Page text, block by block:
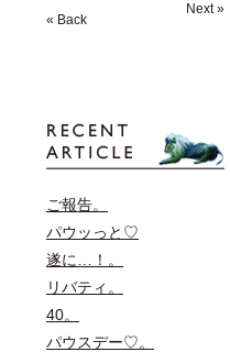
« Back
Next »
ご報告。
パウッっと♡
遂に…！。
リバティ。
40。
パウスデー♡。